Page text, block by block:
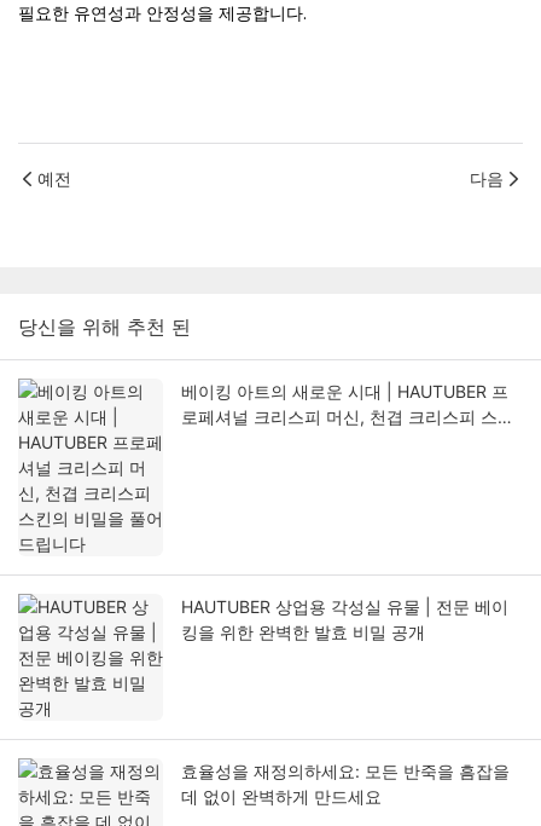
필요한 유연성과 안정성을 제공합니다.
예전 다음
당신을 위해 추천 된
베이킹 아트의 새로운 시대 | HAUTUBER 프
로페셔널 크리스피 머신, 천겹 크리스피 스킨
HAUTUBER 상업용 각성실 유물 | 전문 베이
킹을 위한 완벽한 발효 비밀 공개
효율성을 재정의하세요: 모든 반죽을 흠잡을
데 없이 완벽하게 만드세요